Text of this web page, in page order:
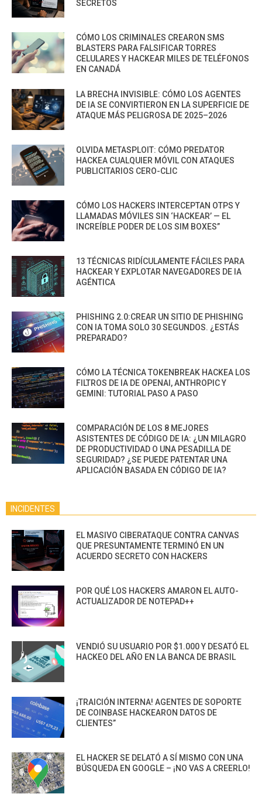
SECRETOS
CÓMO LOS CRIMINALES CREARON SMS
BLASTERS PARA FALSIFICAR TORRES
CELULARES Y HACKEAR MILES DE TELÉFONOS
EN CANADÁ
LA BRECHA INVISIBLE: CÓMO LOS AGENTES
DE IA SE CONVIRTIERON EN LA SUPERFICIE DE
ATAQUE MÁS PELIGROSA DE 2025–2026
OLVIDA METASPLOIT: CÓMO PREDATOR
HACKEA CUALQUIER MÓVIL CON ATAQUES
PUBLICITARIOS CERO-CLIC
CÓMO LOS HACKERS INTERCEPTAN OTPS Y
LLAMADAS MÓVILES SIN ‘HACKEAR’ — EL
INCREÍBLE PODER DE LOS SIM BOXES”
13 TÉCNICAS RIDÍCULAMENTE FÁCILES PARA
HACKEAR Y EXPLOTAR NAVEGADORES DE IA
AGÉNTICA
PHISHING 2.0:CREAR UN SITIO DE PHISHING
CON IA TOMA SOLO 30 SEGUNDOS. ¿ESTÁS
PREPARADO?
CÓMO LA TÉCNICA TOKENBREAK HACKEA LOS
FILTROS DE IA DE OPENAI, ANTHROPIC Y
GEMINI: TUTORIAL PASO A PASO
COMPARACIÓN DE LOS 8 MEJORES
ASISTENTES DE CÓDIGO DE IA: ¿UN MILAGRO
DE PRODUCTIVIDAD O UNA PESADILLA DE
SEGURIDAD? ¿SE PUEDE PATENTAR UNA
APLICACIÓN BASADA EN CÓDIGO DE IA?
INCIDENTES
EL MASIVO CIBERATAQUE CONTRA CANVAS
QUE PRESUNTAMENTE TERMINÓ EN UN
ACUERDO SECRETO CON HACKERS
POR QUÉ LOS HACKERS AMARON EL AUTO-
ACTUALIZADOR DE NOTEPAD++
VENDIÓ SU USUARIO POR $1.000 Y DESATÓ EL
HACKEO DEL AÑO EN LA BANCA DE BRASIL
¡TRAICIÓN INTERNA! AGENTES DE SOPORTE
DE COINBASE HACKEARON DATOS DE
CLIENTES”
EL HACKER SE DELATÓ A SÍ MISMO CON UNA
BÚSQUEDA EN GOOGLE – ¡NO VAS A CREERLO!